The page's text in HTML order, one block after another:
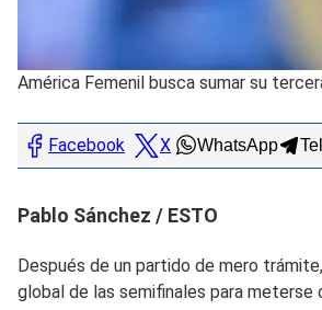
América Femenil busca sumar su
Facebook X WhatsApp
Pablo Sánchez / ESTO
Después de un partido de mero trámite,
global de las semifinales para meterse